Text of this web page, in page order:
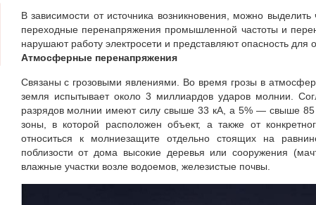
В зависимости от источника возникновения, можно
переходные перенапряжения промышленной частоты и
нарушают работу электросети и представляют опасность для
Атмосферные перенапряжения
Cвязаны с грозовыми явлениями. Во время грозы в
земля испытывает около 3 миллиардов ударов молнии.
разрядов молнии имеют силу свыше 33 кА, а 5% — свыше 85
зоны, в которой расположен объект, а также от
относиться к молниезащите отдельно стоящих на
поблизости от дома высокие деревья или сооружения
влажные участки возле водоемов, железистые почвы.